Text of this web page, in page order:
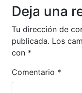
Deja una
Tu dirección de
publicada. Los
con *
Comentario *